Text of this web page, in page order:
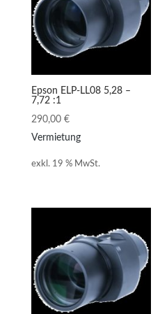
Epson ELP-LL08 5,28 –
7,72 :1
290,00 €
Vermietung
exkl. 19 % MwSt.